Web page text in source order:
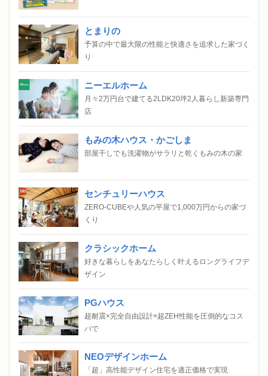
とまりの
予算の中で最大限の性能と快適さを追求した家づく
り
ニーエルホーム
月々2万円台で建てる2LDK20坪2人暮らし新築専門
店
もみの木ハウス・かごしま
部屋干しでも洗濯物がサラリと乾くもみの木の家
センチュリーハウス
ZERO-CUBEや人気の平屋で1,000万円からの家づ
くり
クラシックホーム
好きな暮らしをあなたらしく叶えるロングライフデ
ザイン
PGハウス
超耐震×完全自由設計×超ZEH性能を圧倒的なコス
パで
NEOデザインホーム
「超」高性能デザイン住宅を適正価格で実現